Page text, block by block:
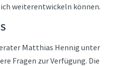
weiterentwickeln können.
Matthias Hennig unter
Fragen zur Verfügung. Die